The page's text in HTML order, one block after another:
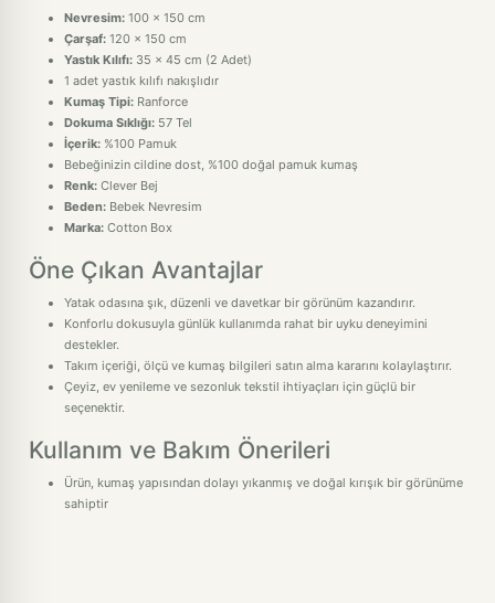
Nevresim: 100 x 150 cm
Çarşaf: 120 x 150 cm
Yastık Kılıfı: 35 x 45 cm (2 Adet)
1 adet yastık kılıfı nakışlıdır
Kumaş Tipi: Ranforce
Dokuma Sıklığı: 57 Tel
İçerik: %100 Pamuk
Bebeğinizin cildine dost, %100 doğal pamuk kumaş
Renk: Clever Bej
Beden: Bebek Nevresim
Marka: Cotton Box
Öne Çıkan Avantajlar
Yatak odasına şık, düzenli ve davetkar bir görünüm kazandırır.
Konforlu dokusuyla günlük kullanımda rahat bir uyku deneyimini
destekler.
Takım içeriği, ölçü ve kumaş bilgileri satın alma kararını kolaylaştırır.
Çeyiz, ev yenileme ve sezonluk tekstil ihtiyaçları için güçlü bir
seçenektir.
Kullanım ve Bakım Önerileri
Ürün, kumaş yapısından dolayı yıkanmış ve doğal kırışık bir görünüme
sahiptir